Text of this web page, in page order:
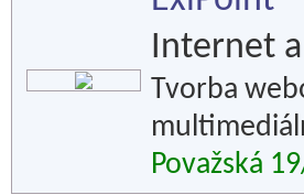
Internet
Tvorba
Považská